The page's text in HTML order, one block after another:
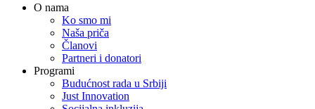
O nama
Ko smo mi
Naša priča
Članovi
Partneri i donatori
Programi
Budućnost rada u Srbiji
Just Innovation